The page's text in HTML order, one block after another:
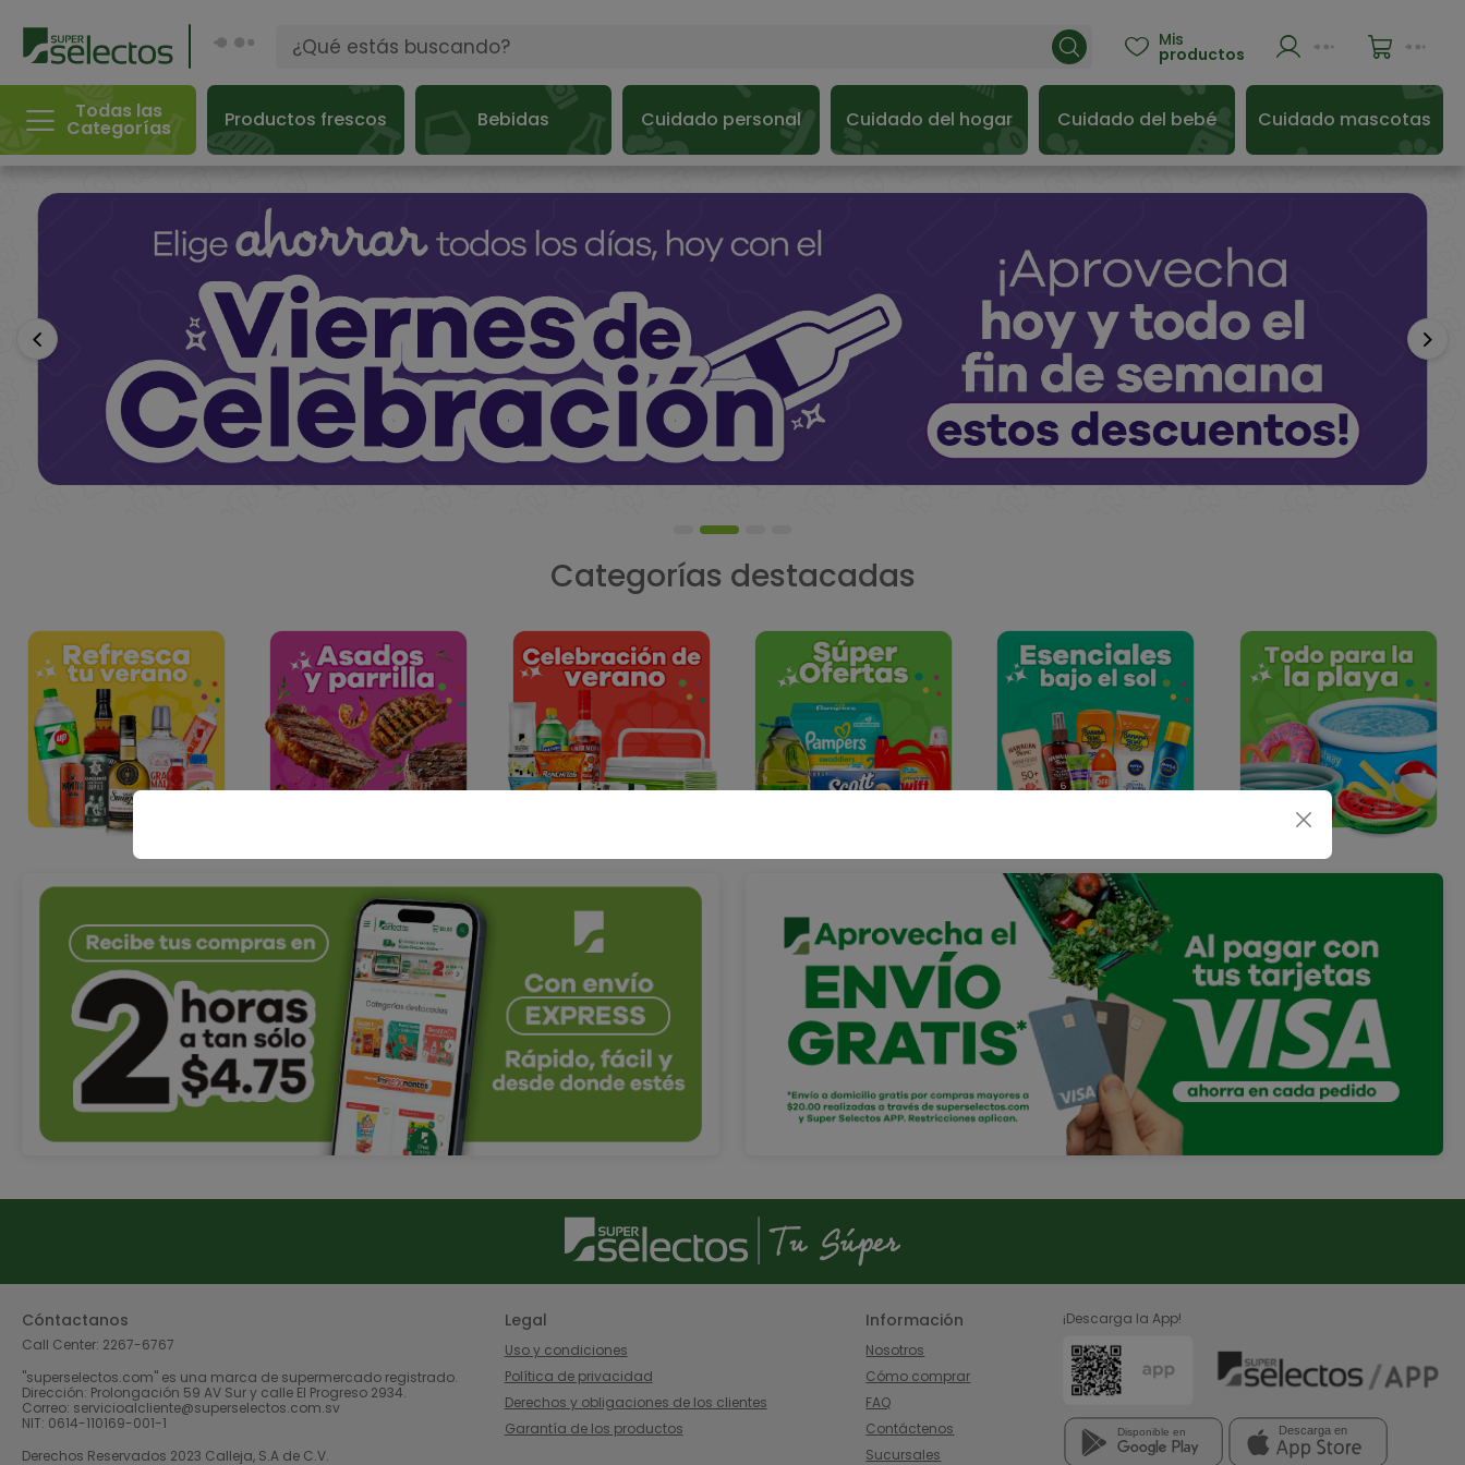
 Mis
productos
Todas las
Categorías Productos frescos Bebidas Cuidado personal Cuidado del hogar Cuidado del bebé Cuidado mascotas
Anterior
Categorías destacadas
Cóntactanos
Call Center: 2267-6767
"superselectos.com" es una marca de supermercado registrado.
Dirección: Prolongación 59 AV Sur y calle El Progreso 2934.
Correo: servicioalcliente@superselectos.com.sv
NIT: 0614-110169-001-1
Derechos Reservados 2023 Calleja, S.A de C.V.
Legal
Uso y condiciones
Política de privacidad
Derechos y obligaciones de los clientes
Garantía de los productos
Información
Nosotros
Cómo comprar
FAQ
Contáctenos
Sucursales
¡Descarga la App!